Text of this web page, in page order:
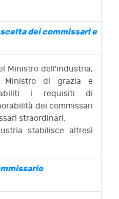
due di essi.
nominato commissario
decade dal suo
chi sia stato
sia stato condannato
l'interdizione, anche
uffici. Non possono
commissari
i parenti ed affini entro
insolvente,
con l'impresa,
socio, amministratore,
organizzazione
rapporti non
o consulenza
preso parte o si sia
dei commissari e
Ministro dell'industria,
di grazia e
i requisiti di
dei commissari
straordinari.
stabilisce altresì
proprio decreto, i
esperti la cui opera è
e gli obblighi da
degli incarichi
al fine di garantire